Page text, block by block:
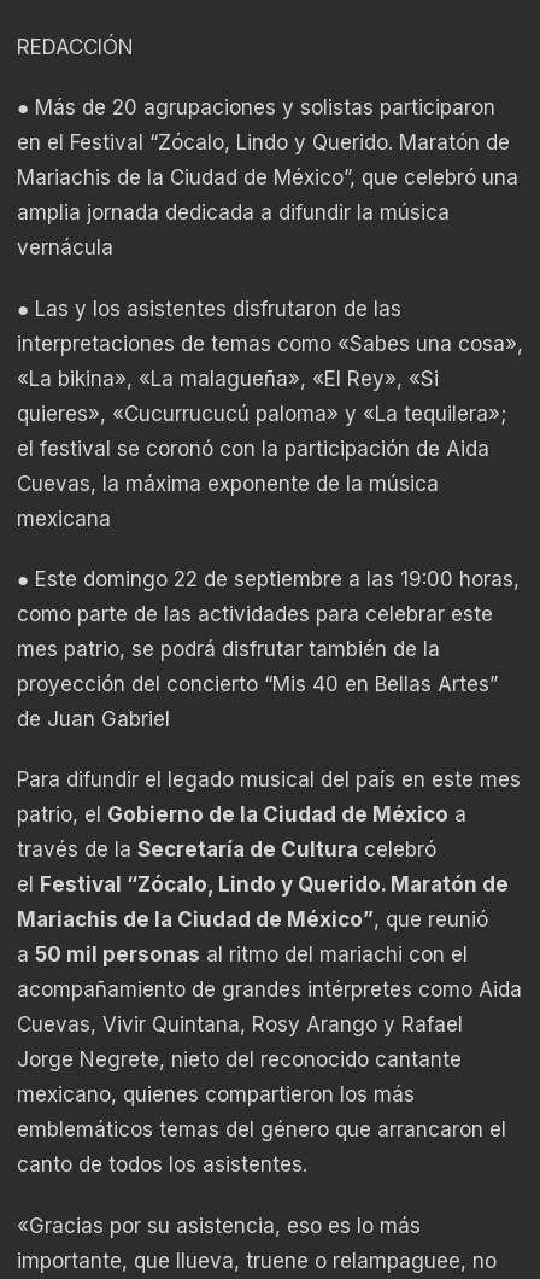
REDACCIÓN
● Más de 20 agrupaciones y solistas participaron
en el Festival “Zócalo, Lindo y Querido. Maratón de
Mariachis de la Ciudad de México”, que celebró una
amplia jornada dedicada a difundir la música
vernácula
● Las y los asistentes disfrutaron de las
interpretaciones de temas como «Sabes una cosa»,
«La bikina», «La malagueña», «El Rey», «Si
quieres», «Cucurrucucú paloma» y «La tequilera»;
el festival se coronó con la participación de Aida
Cuevas, la máxima exponente de la música
mexicana
● Este domingo 22 de septiembre a las 19:00 horas,
como parte de las actividades para celebrar este
mes patrio, se podrá disfrutar también de la
proyección del concierto “Mis 40 en Bellas Artes”
de Juan Gabriel
Para difundir el legado musical del país en este mes
patrio, el Gobierno de la Ciudad de México a
través de la Secretaría de Cultura celebró
el
Festival “Zócalo, Lindo y Querido. Maratón de
Mariachis de la Ciudad de México”, que reunió
a 50 mil personas al ritmo del mariachi con el
acompañamiento de grandes intérpretes como Aida
Cuevas, Vivir Quintana, Rosy Arango y Rafael
Jorge Negrete, nieto del reconocido cantante
mexicano, quienes compartieron los más
emblemáticos temas del género que arrancaron el
canto de todos los asistentes.
«Gracias por su asistencia, eso es lo más
importante, que llueva, truene o relampaguee, no